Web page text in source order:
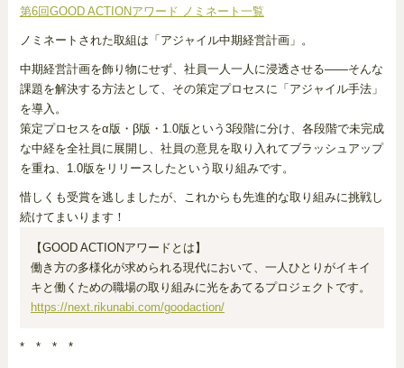
第6回GOOD ACTIONアワード ノミネート一覧
ノミネートされた取組は「アジャイル中期経営計画」。
中期経営計画を飾り物にせず、社員一人一人に浸透させる――そんな
課題を解決する方法として、その策定プロセスに「アジャイル手法」
を導入。
策定プロセスをα版・β版・1.0版という3段階に分け、各段階で未完成
な中経を全社員に展開し、社員の意見を取り入れてブラッシュアップ
を重ね、1.0版をリリースしたという取り組みです。
惜しくも受賞を逃しましたが、これからも先進的な取り組みに挑戦し
続けてまいります！
【GOOD ACTIONアワードとは】
働き方の多様化が求められる現代において、一人ひとりがイキイ
キと働くための職場の取り組みに光をあてるプロジェクトです。
https://next.rikunabi.com/goodaction/
* * * *